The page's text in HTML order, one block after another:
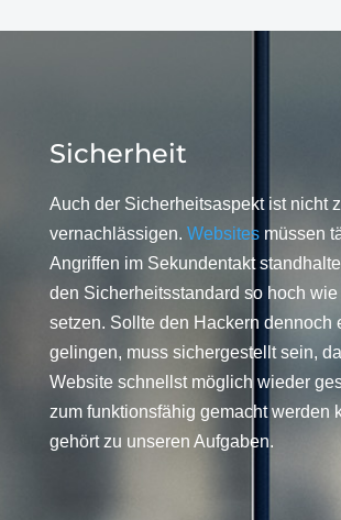
Sicherheit
Auch der Sicherheitsaspekt ist nicht
vernachlässigen. Websitesmüssen
Angriffen im Sekundentakt
den Sicherheitsstandard so hoch
setzen. Sollte den Hackern dennoch
gelingen, muss sichergestellt sein,
Website schnellst möglich wieder
zum funktionsfähig gemacht werden
gehört zu unseren Aufgaben.